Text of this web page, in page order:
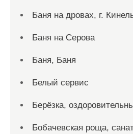
Баня на дровах, г.
Баня на Серова
Баня, Баня
Белый сервис
Берёзка,
Бобачевская роща,